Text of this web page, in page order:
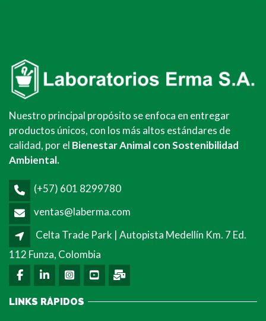
Nuestro principal propósito se enfoca en entregar
productos únicos, con los más altos estándares de
calidad, por el Bienestar Animal con Sostenibilidad
Ambiental.
(+57) 601 8299780
ventas@laberma.com
Celta Trade Park | Autopista Medellín Km. 7 Ed.
112 Funza, Colombia
LINKS RÁPIDOS